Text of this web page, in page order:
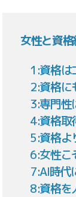
女性と資
1:資格は
2:資格に
3:専門性
4:資格取
5:資格よ
6:女性こ
7:AI時代
8:資格を